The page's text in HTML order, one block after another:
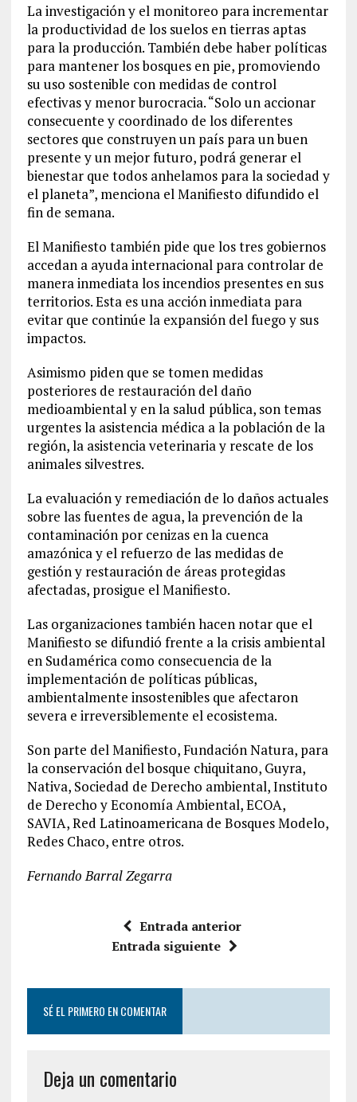
La investigación y el monitoreo para incrementar
la productividad de los suelos en tierras aptas
para la producción. También debe haber políticas
para mantener los bosques en pie, promoviendo
su uso sostenible con medidas de control
efectivas y menor burocracia. “Solo un accionar
consecuente y coordinado de los diferentes
sectores que construyen un país para un buen
presente y un mejor futuro, podrá generar el
bienestar que todos anhelamos para la sociedad y
el planeta”, menciona el Manifiesto difundido el
fin de semana.
El Manifiesto también pide que los tres gobiernos
accedan a ayuda internacional para controlar de
manera inmediata los incendios presentes en sus
territorios. Esta es una acción inmediata para
evitar que continúe la expansión del fuego y sus
impactos.
Asimismo piden que se tomen medidas
posteriores de restauración del daño
medioambiental y en la salud pública, son temas
urgentes la asistencia médica a la población de la
región, la asistencia veterinaria y rescate de los
animales silvestres.
La evaluación y remediación de lo daños actuales
sobre las fuentes de agua, la prevención de la
contaminación por cenizas en la cuenca
amazónica y el refuerzo de las medidas de
gestión y restauración de áreas protegidas
afectadas, prosigue el Manifiesto.
Las organizaciones también hacen notar que el
Manifiesto se difundió frente a la crisis ambiental
en Sudamérica como consecuencia de la
implementación de políticas públicas,
ambientalmente insostenibles que afectaron
severa e irreversiblemente el ecosistema.
Son parte del Manifiesto, Fundación Natura, para
la conservación del bosque chiquitano, Guyra,
Nativa, Sociedad de Derecho ambiental, Instituto
de Derecho y Economía Ambiental, ECOA,
SAVIA, Red Latinoamericana de Bosques Modelo,
Redes Chaco, entre otros.
Fernando Barral Zegarra
Entrada anterior
Entrada siguiente
SÉ EL PRIMERO EN COMENTAR
Deja un comentario